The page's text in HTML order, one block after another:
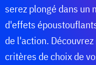
serez plongé dans un
d'effets
de l'action.
critères de choix de